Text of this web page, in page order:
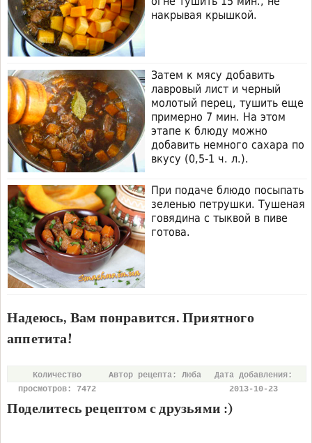
накрывая крышкой.
Затем к мясу добавить
лавровый лист и черный
молотый перец, тушить еще
примерно 7 мин. На этом
этапе к блюду можно
добавить немного сахара по
вкусу (0,5-1 ч. л.).
При подаче блюдо посыпать
зеленью петрушки. Тушеная
говядина с тыквой в пиве
готова.
Надеюсь, Вам понравится. Приятного
аппетита!
Количество
просмотров: 7472
Автор рецепта: Люба
Дата добавления:
2013-10-23
Поделитесь рецептом с друзьями :)